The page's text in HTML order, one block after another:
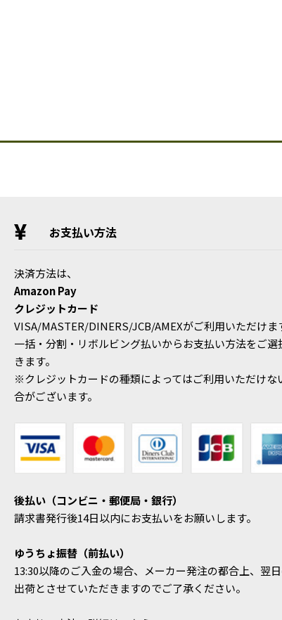
お支払い方法
決済方法は、
Amazon Pay
クレジットカード
VISA/MASTER/DINERS/JCB/AMEXがご利用いただけま
一括・分割・リボルビング払いからお支払い方法をご選
きます。
※クレジットカードの種類によってはご利用いただけな
合がございます。
後払い（コンビニ・郵便局・銀行）
請求書発行後14日以内にお支払いをお願いします。
ゆうちょ振替（前払い）
13:30以降のご入金の場合、メーカー発注の都合上、翌
出荷とさせていただきますのでご了承ください。